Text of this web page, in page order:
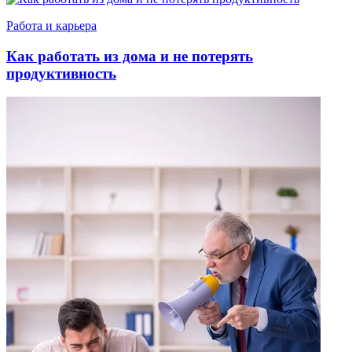
Работа и карьера
Как работать из дома и не потерять
продуктивность